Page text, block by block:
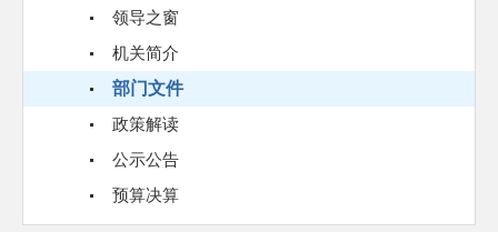
领导之窗
机关简介
部门文件
政策解读
公示公告
预算决算